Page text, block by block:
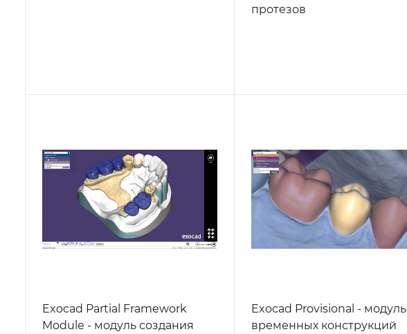
протезов
Exocad Partial Framework
Module - модуль создания
Exocad Provisional - модуль
временных конструкций